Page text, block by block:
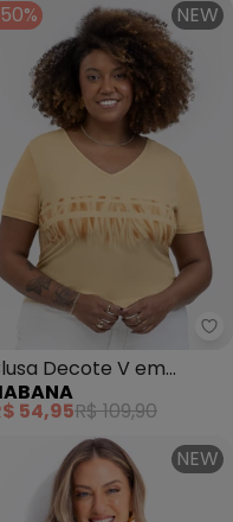
- Camiseta Feminina
NEW
Decote V em
(Amarelo
54,95R$ 109,90
NEW